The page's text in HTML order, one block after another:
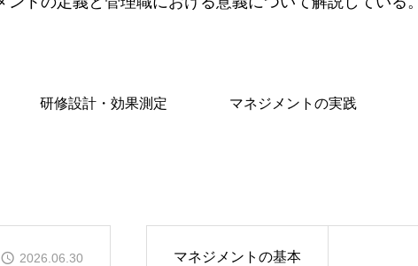
研修設計・効果測定 マネジメントの実践
2026.06.30 マネジメントの基本